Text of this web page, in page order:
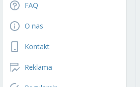
FAQ
O nas
Kontakt
Reklama